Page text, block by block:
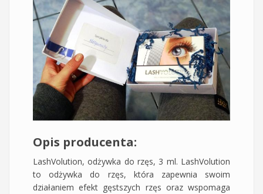
Opis producenta:
LashVolution, odżywka do rzęs, 3 ml. LashVolution
to odżywka do rzęs, która zapewnia swoim
działaniem efekt gęstszych rzęs oraz wspomaga